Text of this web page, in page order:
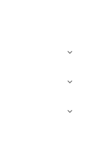


